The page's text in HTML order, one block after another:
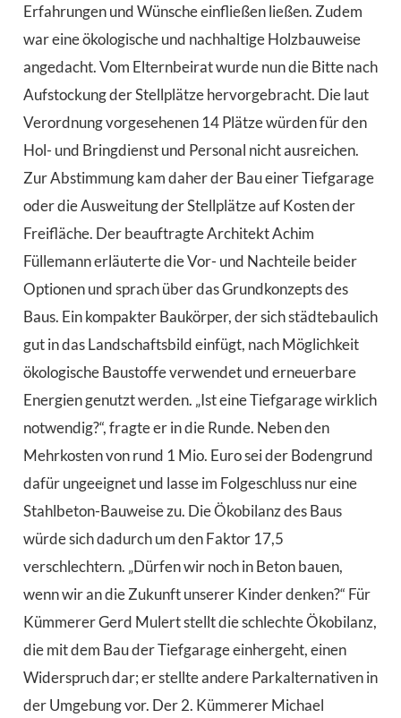
Erfahrungen und Wünsche einfließen ließen. Zudem
war eine ökologische und nachhaltige Holzbauweise
angedacht. Vom Elternbeirat wurde nun die Bitte nach
Aufstockung der Stellplätze hervorgebracht. Die laut
Verordnung vorgesehenen 14 Plätze würden für den
Hol- und Bringdienst und Personal nicht ausreichen.
Zur Abstimmung kam daher der Bau einer Tiefgarage
oder die Ausweitung der Stellplätze auf Kosten der
Freifläche. Der beauftragte Architekt Achim
Füllemann erläuterte die Vor- und Nachteile beider
Optionen und sprach über das Grundkonzepts des
Baus. Ein kompakter Baukörper, der sich städtebaulich
gut in das Landschaftsbild einfügt, nach Möglichkeit
ökologische Baustoffe verwendet und erneuerbare
Energien genutzt werden. „Ist eine Tiefgarage wirklich
notwendig?“, fragte er in die Runde. Neben den
Mehrkosten von rund 1 Mio. Euro sei der Bodengrund
dafür ungeeignet und lasse im Folgeschluss nur eine
Stahlbeton-Bauweise zu. Die Ökobilanz des Baus
würde sich dadurch um den Faktor 17,5
verschlechtern. „Dürfen wir noch in Beton bauen,
wenn wir an die Zukunft unserer Kinder denken?“ Für
Kümmerer Gerd Mulert stellt die schlechte Ökobilanz,
die mit dem Bau der Tiefgarage einhergeht, einen
Widerspruch dar; er stellte andere Parkalternativen in
der Umgebung vor. Der 2. Kümmerer Michael